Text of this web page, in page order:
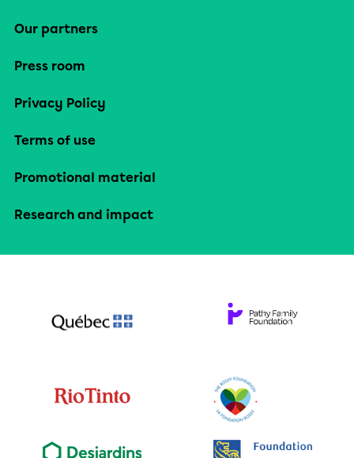
Our partners
Press room
Privacy Policy
Terms of use
Promotional material
Research and impact